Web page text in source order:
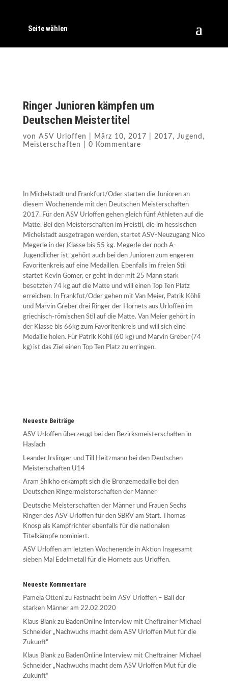
Seite wählen
Ringer Junioren kämpfen um
Deutschen Meistertitel
von ASV Urloffen März 10, 2017 2017 , Jugend ,
Meisterschaften
0 Kommentare
In Michelstadt und Frankfurt/Oder starten die Junioren an
diesem Wochenende mit den Deutschen Meisterschaften
2017. Für den ASV Urloffen gehen gleich fünf Athleten auf die
Matte. Bei den Meisterschaften im Freistil, die im hessischen
Michelstadt ausgetragen werden, startet ASV-Neuzugang Nico
Megerle in der Klasse bis 55 kg. Megerle der noch A-
Jugendlicher ist, gehört auch bei den Junioren zum engeren
Favoritenkreis auf eine Medaillen. Ebenfalls im freien Stil
startet Kevin Gomer, er geht in der mit 25 Mann stark
besetzten 74 kg auf die Matte und will einen Top Ten Platz
erreichen. In Frankfut/Oder gehen mit Van Meier, Patrik Köhli
und Marvin Greber drei Ringer der Hornets aus Urloffen im
griechisch-römischen Stil auf die Matte. Van Meier gehört in
der Klasse bis 66kg zum Favoritenkreis und will sich eine
Medaille holen. Für Patrik Köhli (60 kg) und Marvin Greber (74
kg) ist das Ziel einen Top Ten Platz zu erringen.
Neueste Beiträge
ASV Urloffen überzeugt bei den Bezirksmeisterschaften in
Haslach
Leander Irslinger und Till Heitzmann bei den Deutschen
Meisterschaften U14
Aram Shikho erkämpft sich die Bronzemedaille bei den
Deutschen Ringermeisterschaften der Männer
Deutsche Meisterschaften der Männer und Frauen Sechs
Ringer des ASV Urloffen für den SBRV am Start. Thomas
Knosp als Kampfrichter ebenfalls für die nationalen
Titelkämpfe nominiert.
ASV Urloffen am letzten Wochenende in Aktion Insgesamt
sieben Mal Edelmetall für die Hornets aus Urloffen.
Neueste Kommentare
Pamela Ottenizu Fastnacht beim ASV Urloffen – Ball der
starken Männer am 22.02.2020
Klaus Blank zu BadenOnline Interview mit Cheftrainer Michael
Schneider „Nachwuchs macht dem ASV Urloffen Mut für die
Zukunft“
Klaus Blankzu BadenOnline Interview mit Cheftrainer Michael
Schneider „Nachwuchs macht dem ASV Urloffen Mut für die
Zukunft“